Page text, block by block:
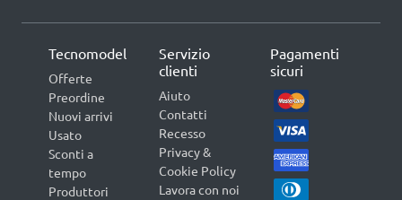
Tecnomodel
Offerte
Preordine
Nuovi arrivi
Usato
Sconti a
tempo
Produttori
Servizio
clienti
Aiuto
Contatti
Recesso
Privacy &
Cookie Policy
Lavora con noi
Pagamenti
sicuri